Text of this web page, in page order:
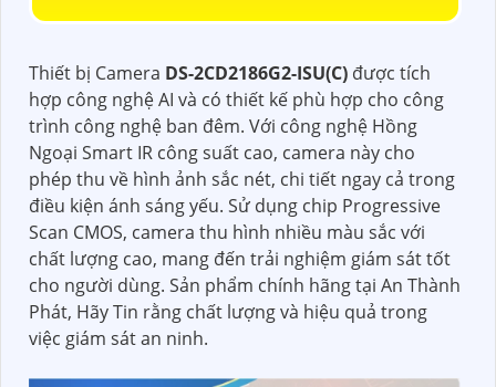
Thiết bị Camera DS-2CD2186G2-ISU(C) được tích
hợp công nghệ AI và có thiết kế phù hợp cho công
trình công nghệ ban đêm. Với công nghệ Hồng
Ngoại Smart IR công suất cao, camera này cho
phép thu về hình ảnh sắc nét, chi tiết ngay cả trong
điều kiện ánh sáng yếu. Sử dụng chip Progressive
Scan CMOS, camera thu hình nhiều màu sắc với
chất lượng cao, mang đến trải nghiệm giám sát tốt
cho người dùng. Sản phẩm chính hãng tại An Thành
Phát, Hãy Tin rằng chất lượng và hiệu quả trong
việc giám sát an ninh.